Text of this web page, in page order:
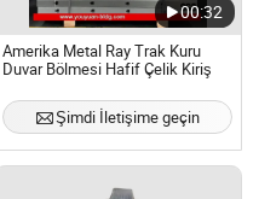
00:32
Amerika Metal Ray Trak Kuru
Duvar Bölmesi Hafif Çelik Kiriş
Şimdi İletişime geçin